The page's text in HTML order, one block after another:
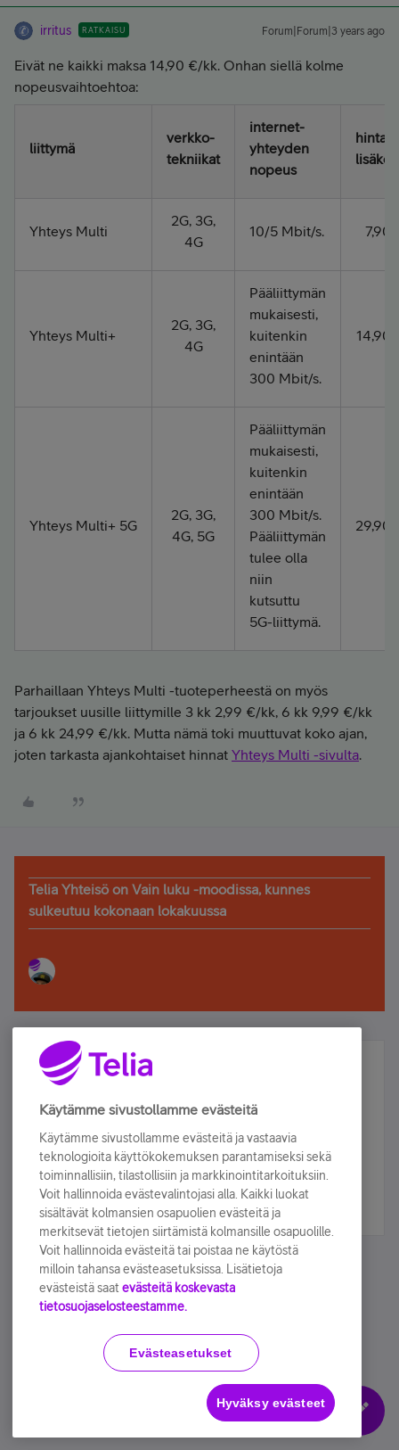
irritus RATKAISU Forum|Forum|3 years ago
Eivät ne kaikki maksa 14,90 €/kk. Onhan siellä kolme
nopeusvaihtoehtoa:
liittymä​
verkko-
tekniikat​
internet-
yhteyden
nopeus​
hinta
Yhteys Multi
2G, 3G,
4G
10/5 Mbit/s. 7,90
Yhteys Multi+
2G, 3G,
4G
Pääliittymän
mukaisesti,
kuitenkin
enintään
300 Mbit/s.
14,90
Yhteys Multi+ 5G
2G, 3G,
4G, 5G
Pääliittymän
mukaisesti,
kuitenkin
enintään
300 Mbit/s.
Pääliittymän
tulee olla
niin
kutsuttu
5G-liittymä.
29,90
Parhaillaan Yhteys Multi -tuoteperheestä on myös
tarjoukset uusille liittymille 3 kk 2,99 €/kk, 6 kk 9,99 €/kk
ja 6 kk 24,99 €/kk. Mutta nämä toki muuttuvat koko ajan,
joten tarkasta ajankohtaiset hinnat Yhteys Multi -sivulta.
Telia Yhteisö on Vain luku -moodissa, kunnes
sulkeutuu kokonaan lokakuussa
Älä jää paitsi – osallistu ja voita!
Tilaa Telian uutiskirje ja olet mukana arvonnassa.
sähköpostiisi.
Tilaa nyt
Käyttöehdot Accessibility statement
Evästeasetukset
Käytämme sivustollamme evästeitä
Käytämme sivustollamme evästeitä ja vastaavia
teknologioita käyttökokemuksen parantamiseksi sekä
toiminnallisiin, tilastollisiin ja markkinointitarkoituksiin.
Voit hallinnoida evästevalintojasi alla. Kaikki luokat
sisältävät kolmansien osapuolien evästeitä ja
merkitsevät tietojen siirtämistä kolmansille osapuolille.
Voit hallinnoida evästeitä tai poistaa ne käytöstä
milloin tahansa evästeasetuksissa. Lisätietoja
evästeistä saat evästeitä koskevasta
tietosuojaselosteestamme.
Evästeasetukset
Hyväksy evästeet